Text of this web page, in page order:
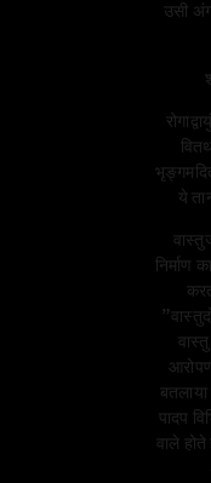
उसी अंग
ये
निर्माण
पादप
वाले